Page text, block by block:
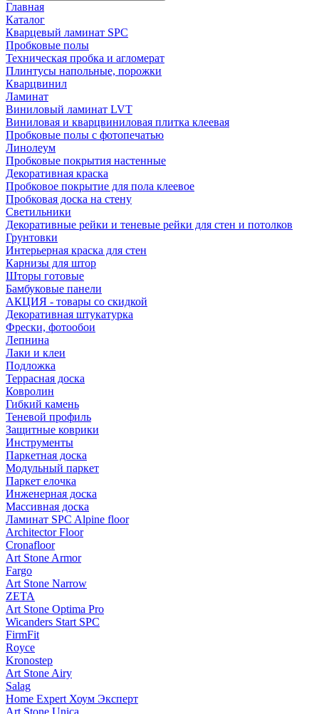
Главная
Каталог
Кварцевый ламинат SPC
Пробковые полы
Техническая пробка и агломерат
Плинтусы напольные, порожки
Кварцвинил
Ламинат
Виниловый ламинат LVT
Виниловая и кварцвиниловая плитка клеевая
Пробковые полы с фотопечатью
Линолеум
Пробковые покрытия настенные
Декоративная краска
Пробковое покрытие для пола клеевое
Пробковая доска на стену
Светильники
Декоративные рейки и теневые рейки для стен и потолков
Грунтовки
Интерьерная краска для стен
Карнизы для штор
Шторы готовые
Бамбуковые панели
АКЦИЯ - товары со скидкой
Декоративная штукатурка
Фрески, фотообои
Лепнина
Лаки и клеи
Подложка
Террасная доска
Ковролин
Гибкий камень
Теневой профиль
Защитные коврики
Инструменты
Паркетная доска
Модульный паркет
Паркет елочка
Инженерная доска
Массивная доска
Ламинат SPC Alpine floor
Architector Floor
Cronafloor
Art Stone Armor
Fargo
Art Stone Narrow
ZETA
Art Stone Optima Pro
Wicanders Start SPC
FirmFit
Royce
Kronostep
Art Stone Airy
Salag
Home Expert Хоум Эксперт
Art Stone Unica